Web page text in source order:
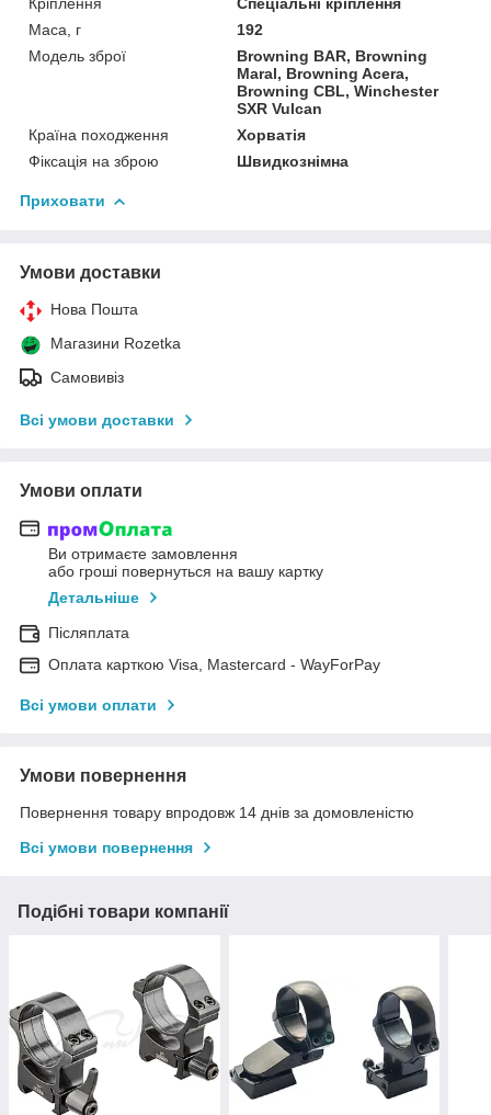
Маса, г
192
Модель зброї
Browning BAR, Browning
Maral, Browning Acera,
Browning CBL, Winchester
SXR Vulcan
Країна походження
Хорватія
Фіксація на зброю
Швидкознімна
Приховати
Умови доставки
Нова Пошта
Магазини Rozetka
Самовивіз
Всі умови доставки
Умови оплати
Ви отримаєте замовлення
або гроші повернуться на вашу картку
Детальніше
Післяплата
Оплата карткою Visa, Mastercard - WayForPay
Всі умови оплати
Умови повернення
Повернення товару впродовж 14 днів за домовленістю
Всі умови повернення
Подібні товари компанії